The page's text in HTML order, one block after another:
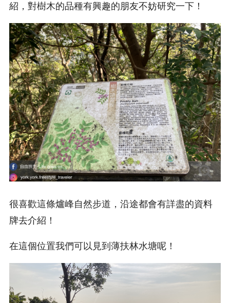
紹，對樹木的品種有興趣的朋友不妨研究一下！
很喜歡這條爐峰自然步道，沿途都會有詳盡的資料
牌去介紹！
在這個位置我們可以見到薄扶林水塘呢！